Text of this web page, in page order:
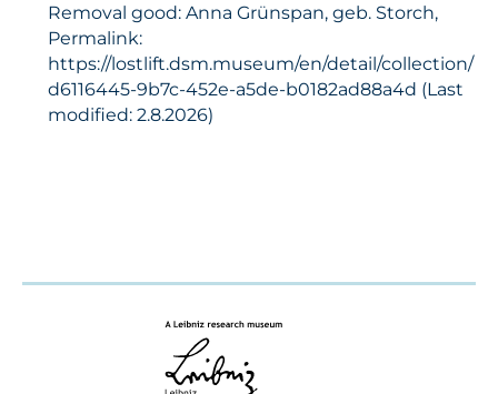
Removal good: Anna Grünspan, geb. Storch,
Permalink:
https://lostlift.dsm.museum/en/detail/collection/
d6116445-9b7c-452e-a5de-b0182ad88a4d (Last
modified: 2.8.2026)